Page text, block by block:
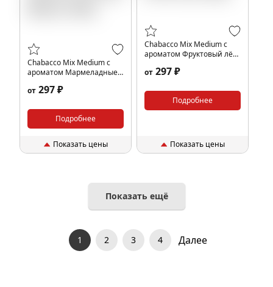
Chabacco Mix Medium с
ароматом Мармеладные
40гр.
от 297 ₽
Подробнее
Показать цены
Chabacco Mix Medium с
ароматом Фруктовый лёд
от 297 ₽
Подробнее
Показать цены
Показать ещё
1 2 3 4 Далее